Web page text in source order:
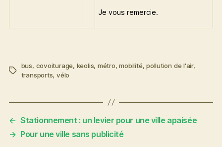
Je vous remercie.
Étiquettes
bus, covoiturage, keolis, métro,mobilité,pollution de l'air,
transports, vélo
← Stationnement : un levier pour une ville apaisée
→ Pour une ville sans publicité